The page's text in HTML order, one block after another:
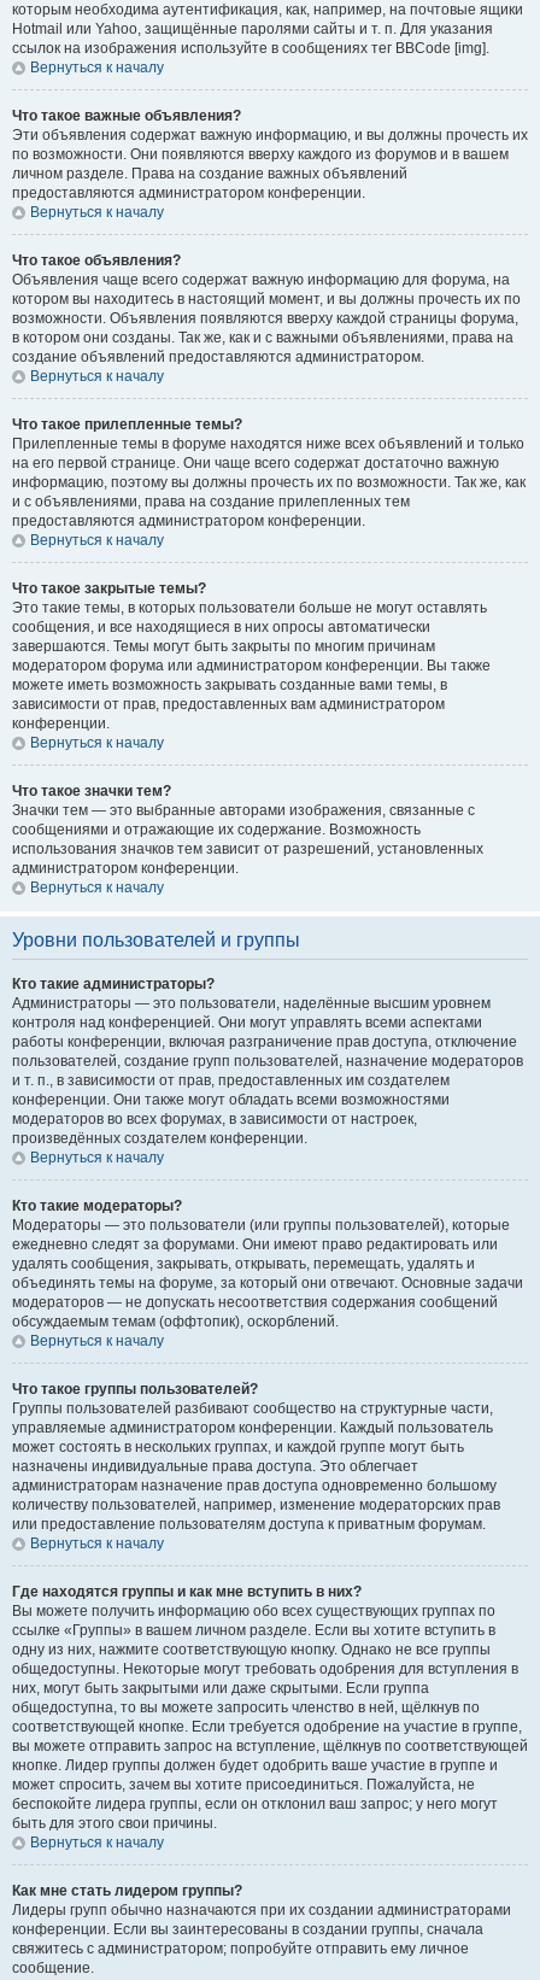
которым необходима аутентификация, как, например, на почтовые ящики
Hotmail или Yahoo, защищённые паролями сайты и т. п. Для указания
ссылок на изображения используйте в сообщениях тег BBCode [img].
Вернуться к началу
Что такое важные объявления?
Эти объявления содержат важную информацию, и вы должны прочесть их
по возможности. Они появляются вверху каждого из форумов и в вашем
личном разделе. Права на создание важных объявлений
предоставляются администратором конференции.
Вернуться к началу
Что такое объявления?
Объявления чаще всего содержат важную информацию для форума, на
котором вы находитесь в настоящий момент, и вы должны прочесть их по
возможности. Объявления появляются вверху каждой страницы форума,
в котором они созданы. Так же, как и с важными объявлениями, права на
создание объявлений предоставляются администратором.
Вернуться к началу
Что такое прилепленные темы?
Прилепленные темы в форуме находятся ниже всех объявлений и только
на его первой странице. Они чаще всего содержат достаточно важную
информацию, поэтому вы должны прочесть их по возможности. Так же, как
и с объявлениями, права на создание прилепленных тем
предоставляются администратором конференции.
Вернуться к началу
Что такое закрытые темы?
Это такие темы, в которых пользователи больше не могут оставлять
сообщения, и все находящиеся в них опросы автоматически
завершаются. Темы могут быть закрыты по многим причинам
модератором форума или администратором конференции. Вы также
можете иметь возможность закрывать созданные вами темы, в
зависимости от прав, предоставленных вам администратором
конференции.
Вернуться к началу
Что такое значки тем?
Значки тем — это выбранные авторами изображения, связанные с
сообщениями и отражающие их содержание. Возможность
использования значков тем зависит от разрешений, установленных
администратором конференции.
Вернуться к началу
Уровни пользователей и группы
Кто такие администраторы?
Администраторы — это пользователи, наделённые высшим уровнем
контроля над конференцией. Они могут управлять всеми аспектами
работы конференции, включая разграничение прав доступа, отключение
пользователей, создание групп пользователей, назначение модераторов
и т. п., в зависимости от прав, предоставленных им создателем
конференции. Они также могут обладать всеми возможностями
модераторов во всех форумах, в зависимости от настроек,
произведённых создателем конференции.
Вернуться к началу
Кто такие модераторы?
Модераторы — это пользователи (или группы пользователей), которые
ежедневно следят за форумами. Они имеют право редактировать или
удалять сообщения, закрывать, открывать, перемещать, удалять и
объединять темы на форуме, за который они отвечают. Основные задачи
модераторов — не допускать несоответствия содержания сообщений
обсуждаемым темам (оффтопик), оскорблений.
Вернуться к началу
Что такое группы пользователей?
Группы пользователей разбивают сообщество на структурные части,
управляемые администратором конференции. Каждый пользователь
может состоять в нескольких группах, и каждой группе могут быть
назначены индивидуальные права доступа. Это облегчает
администраторам назначение прав доступа одновременно большому
количеству пользователей, например, изменение модераторских прав
или предоставление пользователям доступа к приватным форумам.
Вернуться к началу
Где находятся группы и как мне вступить в них?
Вы можете получить информацию обо всех существующих группах по
ссылке «Группы» в вашем личном разделе. Если вы хотите вступить в
одну из них, нажмите соответствующую кнопку. Однако не все группы
общедоступны. Некоторые могут требовать одобрения для вступления в
них, могут быть закрытыми или даже скрытыми. Если группа
общедоступна, то вы можете запросить членство в ней, щёлкнув по
соответствующей кнопке. Если требуется одобрение на участие в группе,
вы можете отправить запрос на вступление, щёлкнув по соответствующей
кнопке. Лидер группы должен будет одобрить ваше участие в группе и
может спросить, зачем вы хотите присоединиться. Пожалуйста, не
беспокойте лидера группы, если он отклонил ваш запрос; у него могут
быть для этого свои причины.
Вернуться к началу
Как мне стать лидером группы?
Лидеры групп обычно назначаются при их создании администраторами
конференции. Если вы заинтересованы в создании группы, сначала
свяжитесь с администратором; попробуйте отправить ему личное
сообщение.